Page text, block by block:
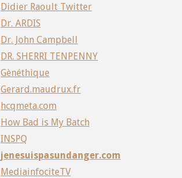
Didier Raoult Twitter
Dr. ARDIS
Dr. John Campbell
DR. SHERRI TENPENNY
Gènéthique
Gerard.maudrux.fr
hcqmeta.com
How Bad is My Batch
INSPQ
jenesuispasundanger.com
MediainfociteTV